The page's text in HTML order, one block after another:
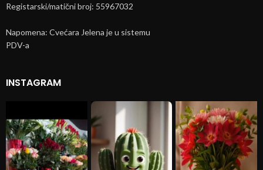
Registarski/matični broj: 55967032
Napomena: Cvećara Jelena je u sistemu
PDV-a
INSTAGRAM